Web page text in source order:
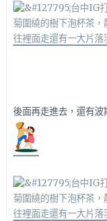
後面再走進去，還有